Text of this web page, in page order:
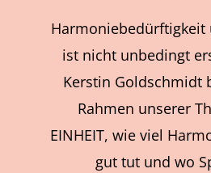
Harmoniebedürftigkeit
ist nicht unbedingt
Kerstin Goldschmidt
Rahmen unserer
EINHEIT, wie viel
gut tut und wo